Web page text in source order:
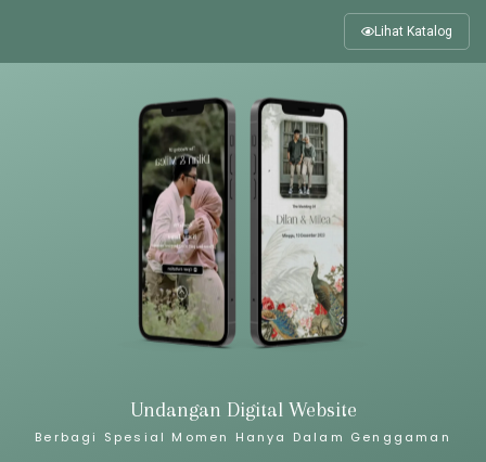
Lihat Katalog
Undangan Digital Website
Berbagi Spesial Momen Hanya Dalam Genggaman